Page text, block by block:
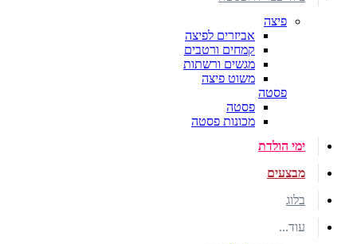
פיצה
אביזרים לפיצה
קמחים ורטבים
מגשים ורשתות
משוט פיצה
פסטה
פסטה
מכונות פסטה
ימי הולדת
מבצעים
בלוג
עוד...